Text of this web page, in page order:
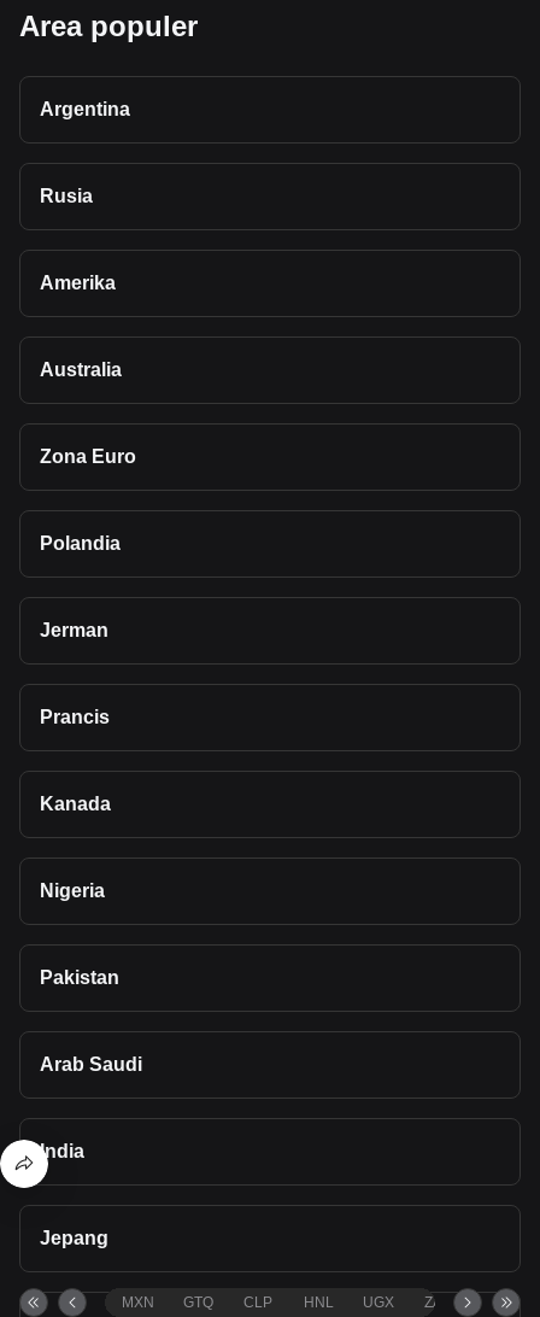
Area populer
Argentina
Rusia
Amerika
Australia
Zona Euro
Polandia
Jerman
Prancis
Kanada
Nigeria
Pakistan
Arab Saudi
India
Jepang
MXN GTQ CLP HNL UGX ZAR TND